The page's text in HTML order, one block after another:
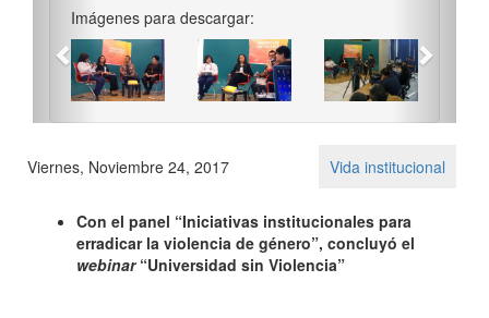
Imágenes para descargar:
Viernes, Noviembre 24, 2017 Vida institucional
Con el panel “Iniciativas institucionales para
erradicar la violencia de género”, concluyó el
webinar“Universidad sin Violencia”